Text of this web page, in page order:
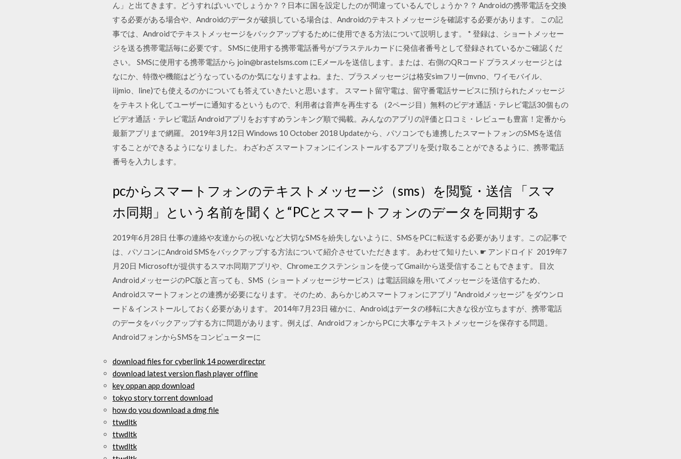
ん」と出てきます。どうすればいいでしょうか？？日本に国を設定したのが間違っているんでしょうか？？ Androidの携帯電話を交換
する必要がある場合や、Androidのデータが破損している場合は、Androidのテキストメッセージを確認する必要があります。 この記
事では、Androidでテキストメッセージをバックアップするために使用できる方法について説明します。 * 登録は、ショートメッセー
ジを送る携帯電話毎に必要です。 SMSに使用する携帯電話番号がブラステルカードに発信者番号として登録されているかご確認くだ
さい。 SMSに使用する携帯電話から join@brastelsms.com にEメールを送信します。または、右側のQRコード プラスメッセージとは
なにか、特徴や機能はどうなっているのか気になりますよね。また、プラスメッセージは格安simフリー(mvno、ワイモバイル、
iijmio、line)でも使えるのかについても答えていきたいと思います。 スマート留守電は、留守番電話サービスに預けられたメッセージ
をテキスト化してユーザーに通知するというもので、利用者は音声を再生する （2ページ目）無料のビデオ通話・テレビ電話30個もの
ビデオ通話・テレビ電話 Androidアプリをおすすめランキング順で掲載。みんなのアプリの評価と口コミ・レビューも豊富！定番から
最新アプリまで網羅。 2019年3月12日 Windows 10 October 2018 Updateから、パソコンでも連携したスマートフォンのSMSを送信
することができるようになりました。 わざわざ スマートフォンにインストールするアプリを受け取ることができるように、携帯電話
番号を入力します。
pcからスマートフォンのテキストメッセージ（sms）を閲覧・送信 「スマ
ホ同期」という名前を聞くと“PCとスマートフォンのデータを同期する
2019年6月28日 仕事の連絡や友達からの祝いなど大切なSMSを紛失しないように、SMSをPCに転送する必要があリます。この記事で
は、パソコンにAndroid SMSをバックアップする方法について紹介させていただきます。 あわせて知りたい. ☛ アンドロイド 2019年7
月20日 Microsoftが提供するスマホ同期アプリや、Chromeエクステンションを使ってGmailから送受信することもできます。 目次
AndroidメッセージのPC版と言っても、SMS（ショートメッセージサービス）は電話回線を用いてメッセージを送信するため、
Androidスマートフォンとの連携が必要になります。 そのため、あらかじめスマートフォンにアプリ “Androidメッセージ” をダウンロ
ード＆インストールしておく必要があります。 2014年7月23日 確かに、Androidはデータの移転に大きな役が立ちますが、携帯電話
のデータをバックアップする方に問題があります。例えば、AndroidフォンからPCに大事なテキストメッセージを保存する問題。
AndroidフォンからSMSをコンピューターに
download files for cyberlink 14 powerdirectpr
download latest version flash player offline
key oppan app download
tokyo story torrent download
how do you download a dmg file
ttwdltk
ttwdltk
ttwdltk